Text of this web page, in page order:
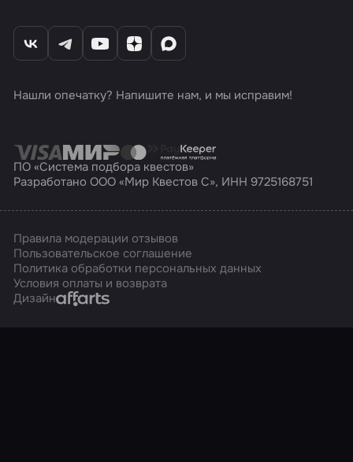
Нашли опечатку? Напишите нам, и мы исправим!
ПО «Система подбора квестов»
Разработано ООО «Мир Квестов С», ИНН 9725168751
Правила модерации отзывов
Пользовательское соглашение
Политика обработки персональных данных
Условия оплаты и возврата
ДизайнAffarts